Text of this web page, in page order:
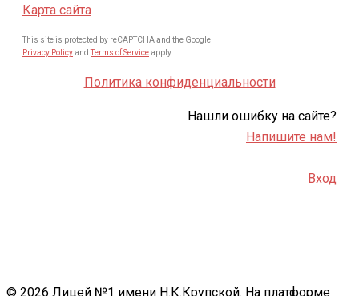
Карта сайта
This site is protected by reCAPTCHA and the Google
Privacy PolicyandTerms of Serviceapply.
Политика конфиденциальности
Нашли ошибку на сайте?
Напишите нам!
Вход
© 2026 Лицей №1 имени Н.К.Крупской. На платформе